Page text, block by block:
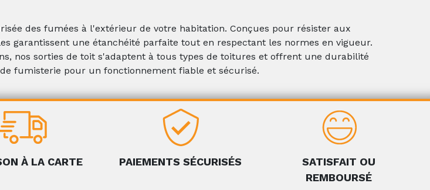
des fumées à l'extérieur de votre habitation. Conçues pour résister aux
garantissent une étanchéité parfaite tout en respectant les normes en vigueur.
nos sorties de toit s'adaptent à tous types de toitures et offrent une durabilité
fumisterie pour un fonctionnement fiable et sécurisé.
À LA CARTE PAIEMENTS SÉCURISÉS
SATISFAIT OU
REMBOURSÉ